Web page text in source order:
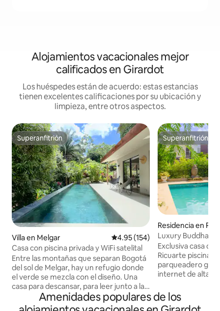
Alojamientos vacacionales mejor
calificados en Girardot
Los huéspedes están de acuerdo: estas estancias
tienen excelentes calificaciones por su ubicación y
limpieza, entre otros aspectos.
Superanfitrión
Superanfitrión
Villa en Melgar Calificación promedio: 4.95 de
4.95 (154)
Casa con piscina privada y WiFi satelital
Entre las montañas que separan Bogotá
del sol de Melgar, hay un refugio donde
el verde se mezcla con el diseño. Una
casa para descansar, para leer junto a la
piscina, cocinar con puertas abiertas o
ver caer la tarde entre palmas y trinos.
Superanfitrión
Superanfitrión
Residencia en
Luxury Buddha
Asados¡¡¡¡
Exclusiva casa
Ricuarte piscina
parqueadero
internet de alta
descanso, al lado
pareja, cerca de
Amenidades populares de los